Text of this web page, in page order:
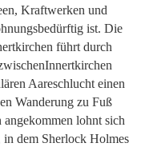
Kraftwerken und
ist. Die
führt durch
Aareschlucht einen
Wanderung zu Fuß
lohnt sich
dem Sherlock Holmes